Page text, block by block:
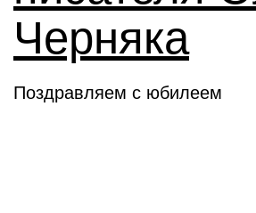
Черняка
Поздравляем с юбилеем